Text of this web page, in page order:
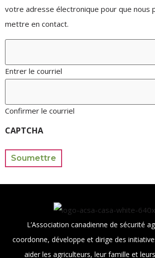
votre adresse électronique pour que nous
mettre en contact.
Entrer le courriel
Confirmer le courriel
CAPTCHA
Soumettre
L’Association canadienne de sécurité
coordonne, développe et dirige des
aider les agriculteurs, leur famille et